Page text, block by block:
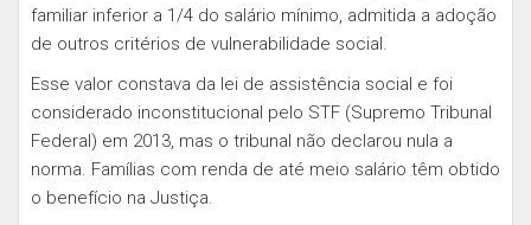
familiar inferior a 1/4 do salário mínimo, admitida a adoção
de outros critérios de vulnerabilidade social.
Esse valor constava da lei de assistência social e foi
considerado inconstitucional pelo STF (Supremo Tribunal
Federal) em 2013, mas o tribunal não declarou nula a
norma. Famílias com renda de até meio salário têm obtido
o benefício na Justiça.